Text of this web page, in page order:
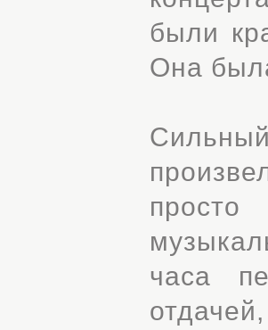
были
Она
часа